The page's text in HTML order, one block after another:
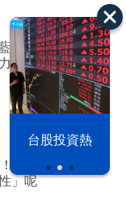
台股投資熱
白昔嗆政府擋疫
鏢來了 荒謬語
藍委批：賴政
」呢